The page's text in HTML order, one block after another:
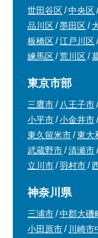
世田谷区 中央区
品川区
墨田区
板橋区
江戸川区
練馬区
荒川区
東京市部
三鷹市 八王子市
小平市
小金井市
東久留米市
東大
武蔵野市
清瀬市
立川市
羽村市
神奈川県
三浦市 中郡大磯
小田原市
川崎市